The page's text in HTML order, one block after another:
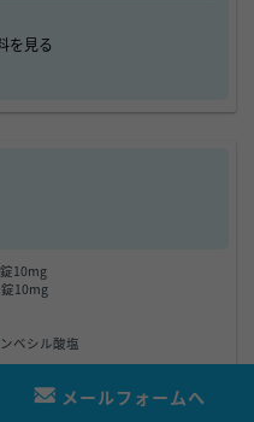
を見る
10mg
10mg
ベシル酸塩
メールフォームへ